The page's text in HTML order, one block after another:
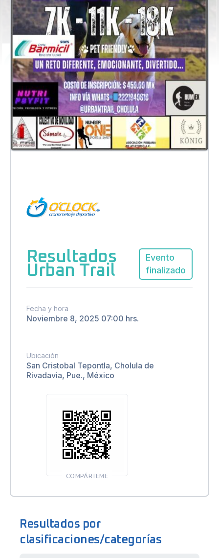
Resultados
Urban Trail
Evento
finalizado
Fecha y hora
Noviembre 8, 2025 07:00 hrs.
Ubicación
San Cristobal Tepontla, Cholula de
Rivadavia, Pue., México
COMPÁRTEME
Resultados por
clasificaciones/categorías